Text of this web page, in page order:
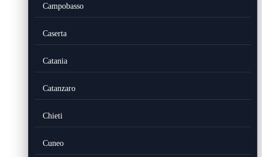
Campobasso
Caserta
Catania
Catanzaro
Chieti
Cuneo